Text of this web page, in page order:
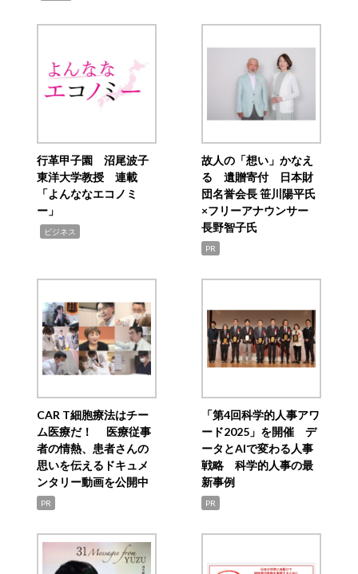
行革甲子園 沼尾波子
東洋大学教授 連載
「よんななエコノミ
ー」
ビジネス
故人の「想い」かなえ
る 遺贈寄付 日本財
団名誉会長 笹川陽平氏
×フリーアナウンサー
長野智子氏
PR
CAR T細胞療法はチー
ム医療だ！ 医療従事
者の情熱、患者さんの
思いを伝えるドキュメ
ンタリー動画を公開中
PR
「第4回科学的人事アワ
ード2025」を開催 デ
ータとAIで変わる人事
戦略 科学的人事の最
新事例
PR